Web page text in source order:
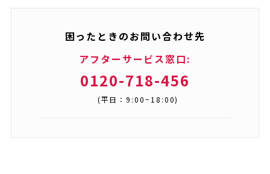
困ったときのお問い合わせ先
アフターサービス窓口:
0120-718-456
(平日：9:00~18:00)